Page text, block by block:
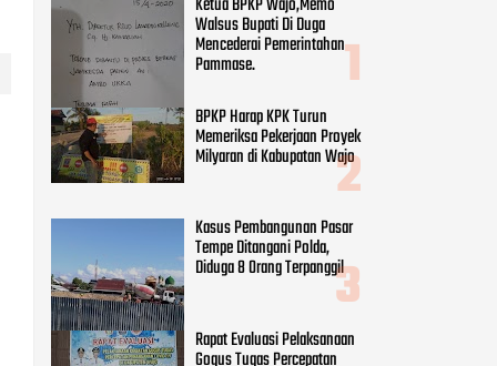
Kasus Pembangunan Pasar
Tempe Ditangani Polda,
Diduga 8 Orang Terpanggil
Rapat Evaluasi Pelaksanaan
Gogus Tugas Percepatan
Penanganan Covid 19 Kab
Oknum ASN Pemkab Wajo
diduga Selingkuh, Sering
Berbuat Tidak "Senonoh"
Bupati